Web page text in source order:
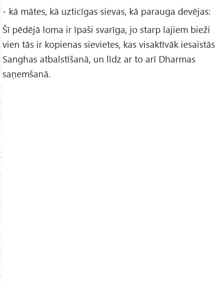
- kā mātes, kā uzticīgas sievas, kā parauga devējas:
Šī pēdējā loma ir īpaši svarīga, jo starp lajiem bieži
vien tās ir kopienas sievietes, kas visaktīvāk iesaistās
Sanghas atbalstīšanā, un līdz ar to arī Dharmas
saņemšanā.